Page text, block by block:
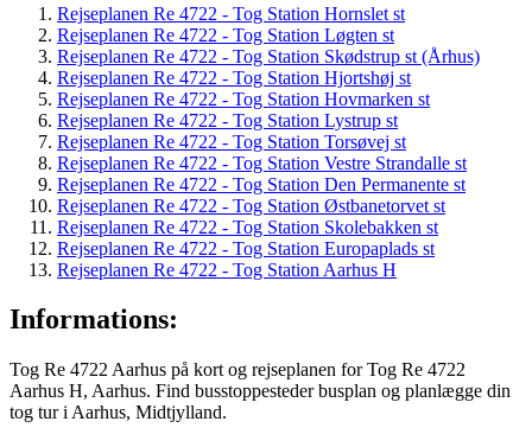
Rejseplanen Re 4722 - Tog Station Hornslet st
Rejseplanen Re 4722 - Tog Station Løgten st
Rejseplanen Re 4722 - Tog Station Skødstrup st (Århus)
Rejseplanen Re 4722 - Tog Station Hjortshøj st
Rejseplanen Re 4722 - Tog Station Hovmarken st
Rejseplanen Re 4722 - Tog Station Lystrup st
Rejseplanen Re 4722 - Tog Station Torsøvej st
Rejseplanen Re 4722 - Tog Station Vestre Strandalle st
Rejseplanen Re 4722 - Tog Station Den Permanente st
Rejseplanen Re 4722 - Tog Station Østbanetorvet st
Rejseplanen Re 4722 - Tog Station Skolebakken st
Rejseplanen Re 4722 - Tog Station Europaplads st
Rejseplanen Re 4722 - Tog Station Aarhus H
Informations:
Tog Re 4722 Aarhus på kort og rejseplanen for Tog Re 4722
Aarhus H, Aarhus. Find busstoppesteder busplan og planlægge din
tog tur i Aarhus, Midtjylland.